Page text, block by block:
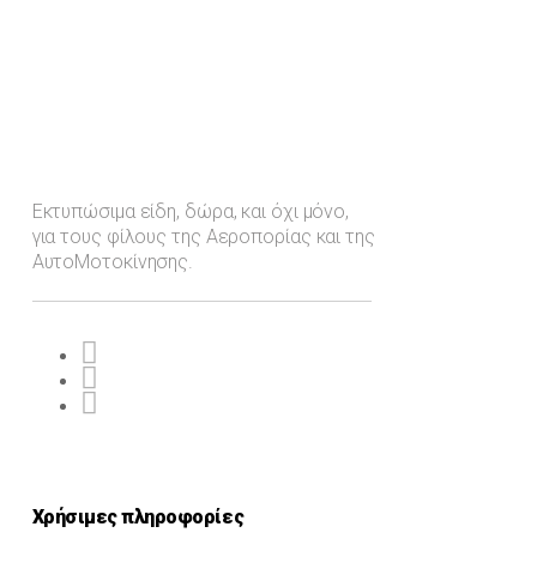
Εκτυπώσιμα είδη, δώρα, και όχι μόνο,
για τους φίλους της Αεροπορίας και της
ΑυτοΜοτοκίνησης.
Χρήσιμες πληροφορίες